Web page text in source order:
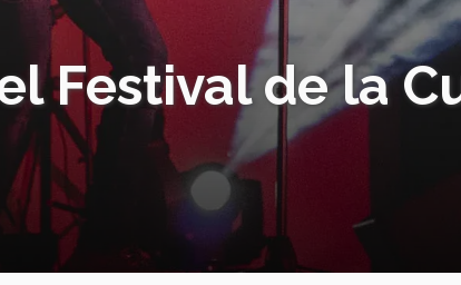
Festival de la